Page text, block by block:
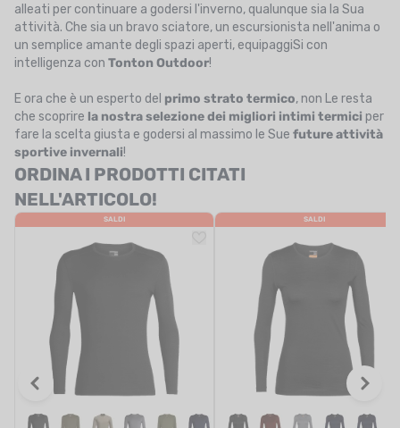
alleati per continuare a godersi l'inverno, qualunque sia la Sua
attività. Che sia un bravo sciatore, un escursionista nell'anima o
un semplice amante degli spazi aperti, equipaggiSi con
intelligenza con Tonton Outdoor!
E ora che è un esperto del primo strato termico, non Le resta
che scoprire la nostra selezione dei migliori intimi termici per
fare la scelta giusta e godersi al massimo le Sue future attività
sportive invernali!
ORDINA I PRODOTTI CITATI
NELL'ARTICOLO!
SALDI SALDI